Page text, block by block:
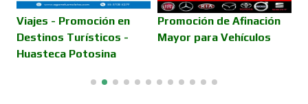
Camiones para Fletes
Cancelería de Aluminio
Viajes - Promoción en
Destinos Turísticos -
Huasteca Potosina
Promoción de Afinación
Mayor para Vehículos